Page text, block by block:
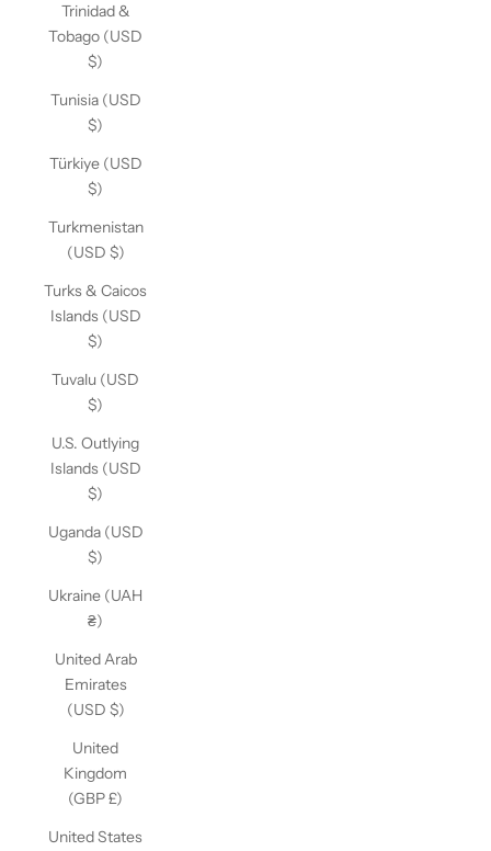
Trinidad &
Tobago (USD
$)
Tunisia (USD
$)
Türkiye (USD
$)
Turkmenistan
(USD $)
Turks & Caicos
Islands (USD
$)
Tuvalu (USD
$)
U.S. Outlying
Islands (USD
$)
Uganda (USD
$)
Ukraine (UAH
₴)
United Arab
Emirates
(USD $)
United
Kingdom
(GBP £)
United States